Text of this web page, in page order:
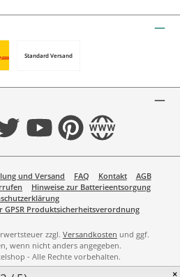
Standard Versand
YouTubePinterestWebsite
und Versand FAQ Kontakt
AGB
Hinweise zur Batterieentsorgung
Produktsicherheitsverordnung
zzgl. Versandkosten und ggf.
wenn nicht anders angegeben.
- Alle Rechte vorbehalten.
×